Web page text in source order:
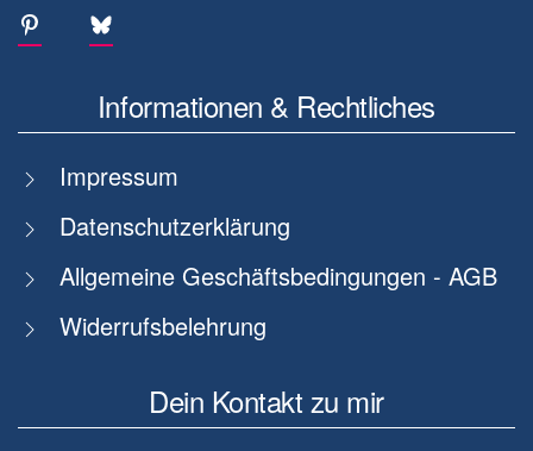
Informationen & Rechtliches
Impressum
Datenschutzerklärung
Allgemeine Geschäftsbedingungen - AGB
Widerrufsbelehrung
Dein Kontakt zu mir